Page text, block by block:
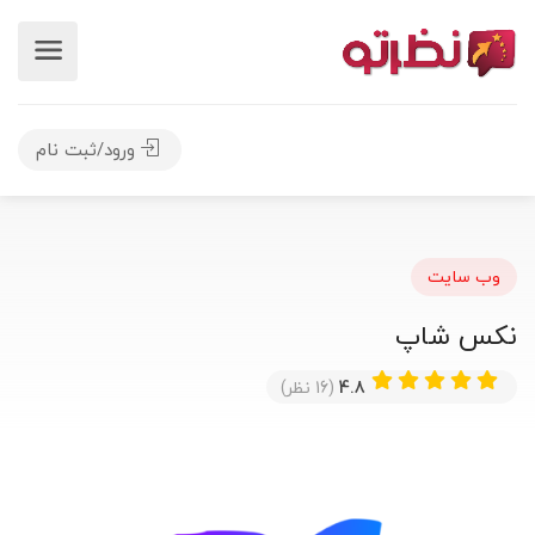
ورود/ثبت نام
وب سایت
نکس شاپ
4.8 (16 نظر)